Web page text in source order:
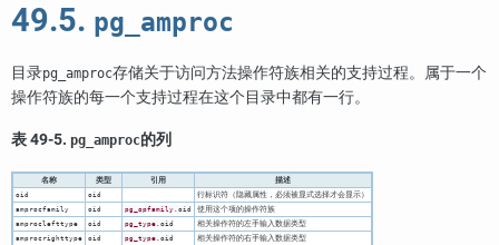
49.5. pg_amproc
目录pg_amproc存储关于访问方法操作符族相关的支持过程。属于一个
操作符族的每一个支持过程在这个目录中都有一行。
表 49-5. pg_amproc的列
名称 类型 引用 描述
oid oid 行标识符（隐藏属性，必须被显式选择才会显示）
amprocfamily oid pg_opfamily.oid 使用这个项的操作符族
amproclefttype oid pg_type.oid 相关操作符的左手输入数据类型
amprocrighttype oid pg_type.oid 相关操作符的右手输入数据类型